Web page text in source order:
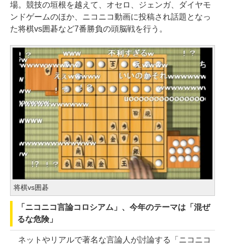
場。競技の垣根を越えて、オセロ、ジェンガ、ダイヤモ
ンドゲームのほか、ニコニコ動画に投稿され話題となっ
た将棋vs囲碁など7番勝負の頭脳戦を行う。
将棋vs囲碁
「ニコニコ言論コロシアム」、今年のテーマは「混ぜ
るな危険」
ネットやリアルで著名な言論人が討論する「ニコニコ